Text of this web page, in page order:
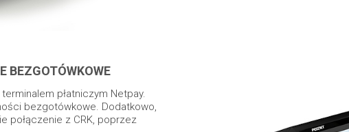
BEZGOTÓWKOWE
płatniczym Netpay.
bezgotówkowe. Dodatkowo,
połączenie z CRK, poprzez